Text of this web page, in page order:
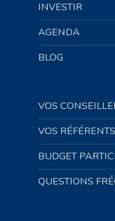
INVESTIR
AGENDA
BLOG
VOS
VOS
BUDGET
QUESTIONS